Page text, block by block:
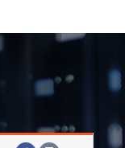
헌장
락처